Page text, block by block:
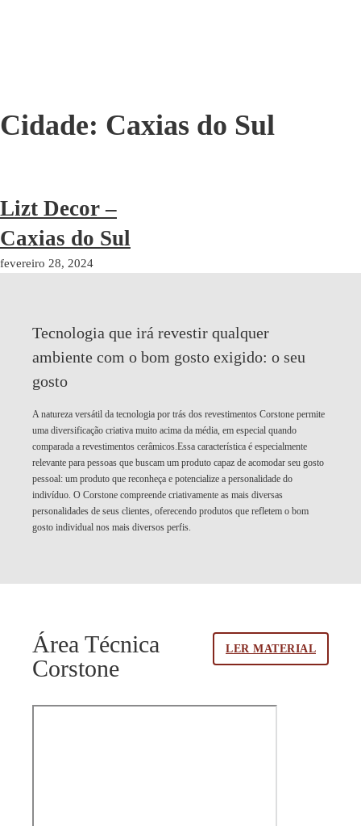
Cidade: Caxias do Sul
Lizt Decor –
Caxias do Sul
fevereiro 28, 2024
Tecnologia que irá revestir qualquer
ambiente com o bom gosto exigido: o seu
gosto
A natureza versátil da tecnologia por trás dos revestimentos Corstone permite
uma diversificação criativa muito acima da média, em especial quando
comparada a revestimentos cerâmicos.Essa característica é especialmente
relevante para pessoas que buscam um produto capaz de acomodar seu gosto
pessoal: um produto que reconheça e potencialize a personalidade do
indivíduo. O Corstone compreende criativamente as mais diversas
personalidades de seus clientes, oferecendo produtos que refletem o bom
gosto individual nos mais diversos perfis.
Área Técnica
Corstone
LER MATERIAL